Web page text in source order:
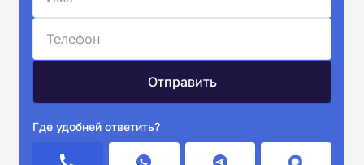
Где удобней ответить?